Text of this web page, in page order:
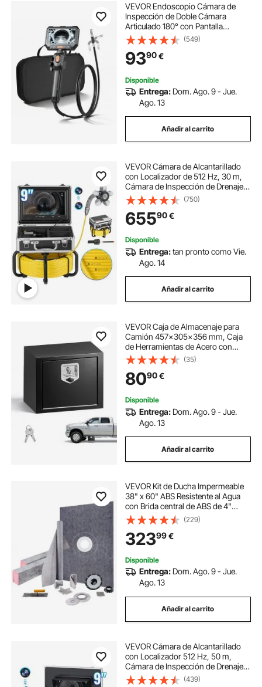
VEVOR Endoscopio Cámara de
Inspección de Doble Cámara
Articulado 180° con Pantalla
Dividida IPS, Sonda de 8 mm, Cable
de 1,5 m, 5000 mAh, 32 GB, Zoom
Multinivel, para Motores,
Automoción y Fontanería
(549)
9390€
Disponible
Entrega: Dom. Ago. 9 - Jue.
Ago. 13
Añadir al carrito
VEVOR Cámara de Alcantarillado
con Localizador de 512 Hz, 30 m,
Cámara de Inspección de Drenaje
Autonivelante con Pantalla HD
1080P, Zoom 36X, con Luces, 12
LED, Tarjeta SD 32 GB, 303 x 303 x
260 mm
(750)
65590€
Disponible
Entrega:tan pronto como Vie.
Ago. 14
Añadir al carrito
VEVOR Caja de Almacenaje para
Camión 457x305x356 mm, Caja
de Herramientas de Acero con
Cerradura y Llaves, para Debajo de
Carrocería del Camión, con Asa en
T para Furgoneta, SUV, Camioneta,
Negro
(35)
8090€
Disponible
Entrega: Dom. Ago. 9 - Jue.
Ago. 13
Añadir al carrito
VEVOR Kit de Ducha Impermeable
38" x 60" ABS Resistente al Agua
con Brida central de ABS de 4"
Rejilla de Acero Inoxidable de 4" y
Llana Cámara de Ducha Recortable
Bandeja de Ducha Se Adapta al
Baño
(229)
32399€
Disponible
Entrega: Dom. Ago. 9 - Jue.
Ago. 13
Añadir al carrito
VEVOR Cámara de Alcantarillado
con Localizador 512 Hz, 50 m,
Cámara de Inspección de Drenaje
con Nivelación Automática, Zoom
(439)